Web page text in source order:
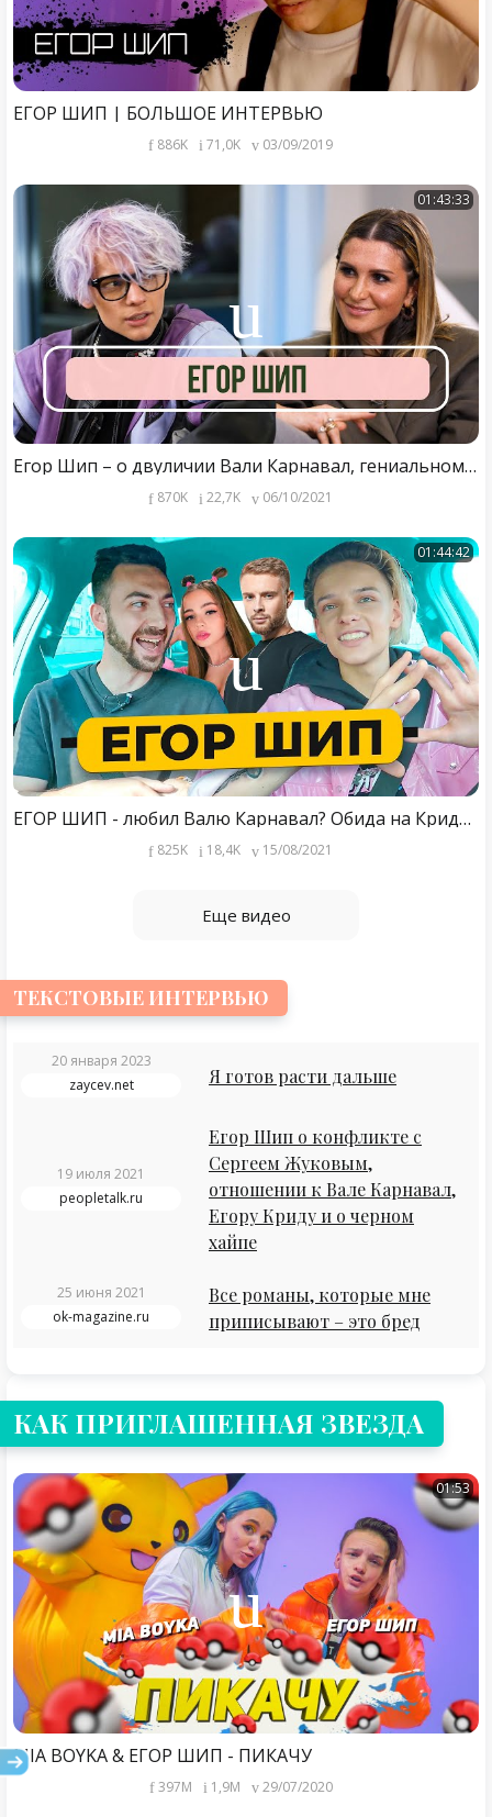
ЕГОР ШИП | БОЛЬШОЕ ИНТЕРВЬЮ
886K 71,0K 03/09/2019
01:43:33
Егор Шип – о двуличии Вали Карнавал, гениальном Егоре Криде и контракте с Black Star
870K 22,7K 06/10/2021
01:44:42
ЕГОР ШИП - любил Валю Карнавал? Обида на Крида, Милохин разочаровал / 50 вопросов
825K 18,4K 15/08/2021
Еще видео
ТЕКСТОВЫЕ ИНТЕРВЬЮ
20 января 2023
zaycev.net
Я готов расти дальше
19 июля 2021
peopletalk.ru
Егор Шип о конфликте с
Сергеем Жуковым,
отношении к Вале Карнавал,
Егору Криду и о черном
хайпе
25 июня 2021
ok-magazine.ru
Все романы, которые мне
приписывают – это бред
КАК ПРИГЛАШЕННАЯ ЗВЕЗДА
01:53
MIA BOYKA & ЕГОР ШИП - ПИКАЧУ
397M 1,9M 29/07/2020